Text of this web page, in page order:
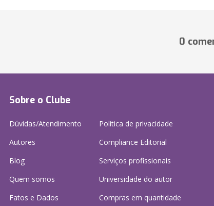
0
Sobre o Clube
Dúvidas/Atendimento
Autores
Blog
Quem somos
Fatos e Dados
Política de privacidade
Compliance Editorial
Serviços profissionais
Universidade do autor
Compras em quantidade